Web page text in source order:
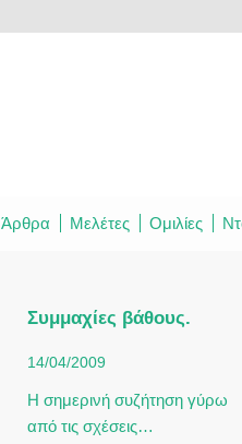
Άρθρα Μελέτες Ομιλίες
Συμμαχίες βάθους.
14/04/2009
Η σημερινή συζήτηση γύρω
από τις σχέσεις…